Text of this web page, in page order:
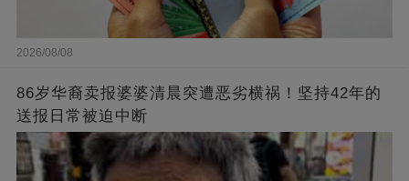
2026/08/08
86岁华裔卖报婆婆清晨突遭恶劣横祸！坚持42年的
送报日常被迫中断